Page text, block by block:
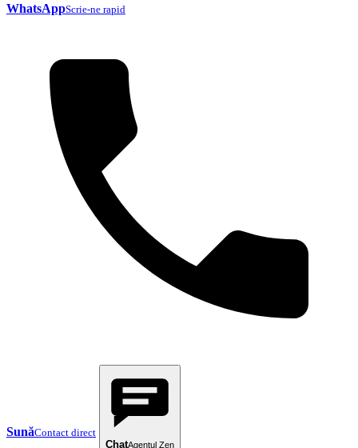
WhatsAppScrie-ne rapid
SunăContact direct
ChatAgentul Zen